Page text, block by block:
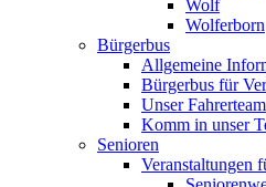
Wolf
Wolferborn
Bürgerbus
Allgemeine
Bürgerbus für
Unser Fahrerteam
Komm in unser
Senioren
Veranstaltungen